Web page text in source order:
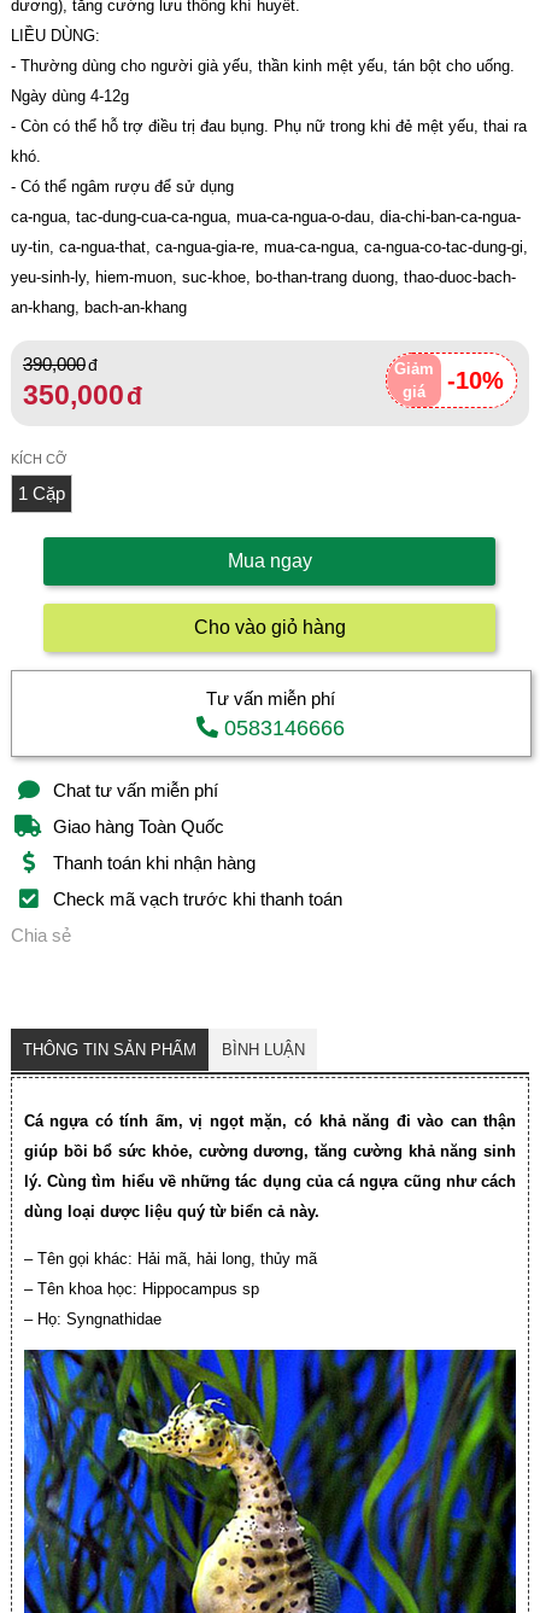
dương), tăng cường lưu thông khí huyết.
LIỀU DÙNG:
- Thường dùng cho người già yếu, thần kinh mệt yếu, tán bột cho uống.
Ngày dùng 4-12g
- Còn có thể hỗ trợ điều trị đau bụng. Phụ nữ trong khi đẻ mệt yếu, thai ra
khó.
- Có thể ngâm rượu để sử dụng
ca-ngua, tac-dung-cua-ca-ngua, mua-ca-ngua-o-dau, dia-chi-ban-ca-ngua-
uy-tin, ca-ngua-that, ca-ngua-gia-re, mua-ca-ngua, ca-ngua-co-tac-dung-gi,
yeu-sinh-ly, hiem-muon, suc-khoe, bo-than-trang duong, thao-duoc-bach-
an-khang, bach-an-khang
Giảm
giá
-10%
390,000
350,000
KÍCH CỠ
1 Cặp
Mua ngay
Cho vào giỏ hàng
Tư vấn miễn phí
0583146666
Chat tư vấn miễn phí
Giao hàng Toàn Quốc
Thanh toán khi nhận hàng
Check mã vạch trước khi thanh toán
Chia sẻ
THÔNG TIN SẢN PHẨM BÌNH LUẬN
Cá ngựa có tính ấm, vị ngọt mặn, có khả năng đi vào can thận
giúp bồi bổ sức khỏe, cường dương, tăng cường khả năng sinh
lý. Cùng tìm hiểu về những tác dụng của cá ngựa cũng như cách
dùng loại dược liệu quý từ biển cả này.
– Tên gọi khác: Hải mã, hải long, thủy mã
– Tên khoa học: Hippocampus sp
– Họ: Syngnathidae